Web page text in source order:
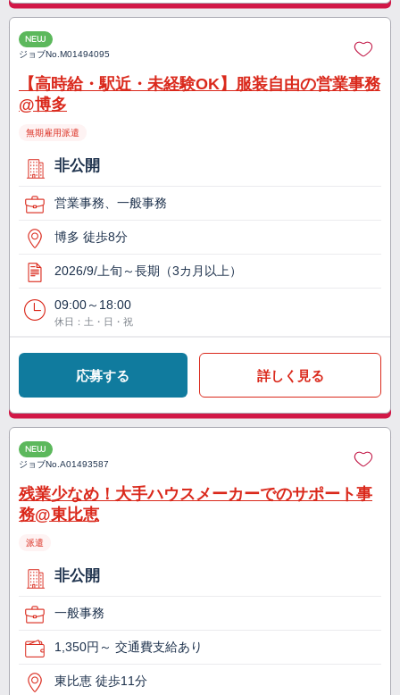
NEW
ジョブNo.M01494095
【高時給・駅近・未経験OK】服装自由の営業事務
@博多
無期雇用派遣
非公開
営業事務、一般事務
博多 徒歩8分
2026/9/上旬～長期（3カ月以上）
09:00～18:00
休日：土・日・祝
応募する 詳しく見る
NEW
ジョブNo.A01493587
残業少なめ！大手ハウスメーカーでのサポート事
務@東比恵
派遣
非公開
一般事務
1,350円～ 交通費支給あり
東比恵 徒歩11分